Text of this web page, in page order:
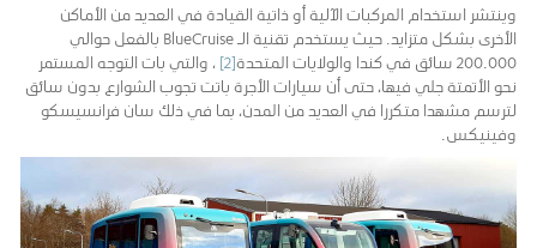
وينتشر استخدام المركبات الآلية أو ذاتية القيادة في العديد من الأماكن
الأخرى بشكل متزايد. حيث يستخدم تقنية الـ BlueCruise بالفعل حوالي
200.000 سائق في كندا والولايات المتحدة
[2]
، والتي بات التوجه المستمر
نحو الأتمتة جلي فيها، حتى أن سيارات الأجرة باتت تجوب الشوارع بدون سائق
لترسم مشهدا متكررا في العديد من المدن، بما في ذلك سان فرانسيسكو
وفينيكس.